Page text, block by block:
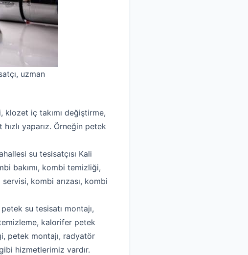
uzman
klozet iç takımı değiştirme,
yaparız. Örneğin petek
su tesisatçısı Kali
bakımı, kombi temizliği,
kombi arızası, kombi
su tesisatı montajı,
kalorifer petek
petek montajı, radyatör
hizmetlerimiz vardır.